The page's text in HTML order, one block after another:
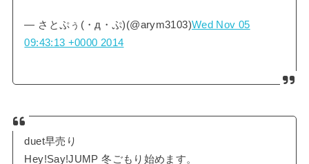
— さとぷぅ(・д・ぷ)(@arym3103)Wed Nov 05
09:43:13 +0000 2014
duet早売り
Hey!Say!JUMP 冬ごもり始めます。